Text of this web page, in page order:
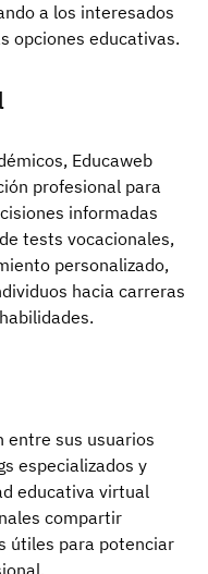
a los interesados
opciones educativas.
Educaweb
profesional para
informadas
tests vocacionales,
personalizado,
hacia carreras
entre sus usuarios
especializados y
educativa virtual
compartir
útiles para potenciar